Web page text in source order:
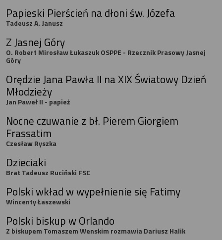
Papieski Pierścień na dłoni św. Józefa
Tadeusz A. Janusz
Z Jasnej Góry
O. Robert Mirosław Łukaszuk OSPPE - Rzecznik Prasowy Jasnej
Góry
Orędzie Jana Pawła II na XIX Światowy Dzień
Młodzieży
Jan Paweł II - papież
Nocne czuwanie z bł. Pierem Giorgiem
Frassatim
Czesław Ryszka
Dzieciaki
Brat Tadeusz Ruciński FSC
Polski wkład w wypełnienie się Fatimy
Wincenty Łaszewski
Polski biskup w Orlando
Z biskupem Tomaszem Wenskim rozmawia Dariusz Halik